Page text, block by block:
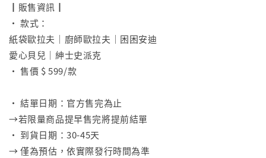
┃販售資訊┃
• 款式：
紙袋歐拉夫｜廚師歐拉夫｜困困安迪
愛心貝兒｜紳士史派克
• 售價 $ 599/款
• 結單日期：官方售完為止
→若限量商品提早售完將提前結單
• 到貨日期：30-45天
→ 僅為預估，依實際發行時間為準